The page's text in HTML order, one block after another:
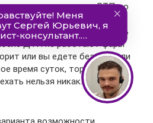
проехать от места ДТП до
с неисправностями,
этой аварии. Но здесь
ДТП не работают фары
или вы едете без неё) или
время суток, тормозная или
нельзя никак. Только